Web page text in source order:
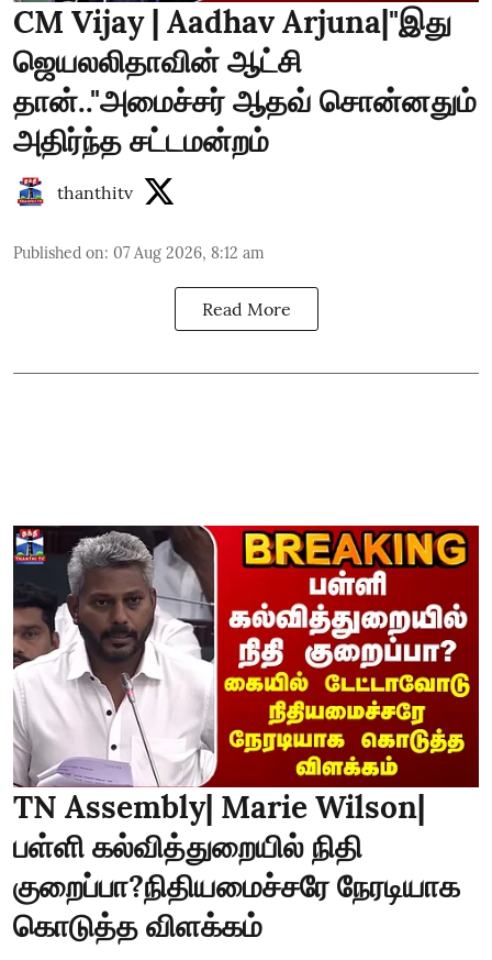
CM Vijay | Aadhav Arjuna|"இது
ஜெயலலிதாவின் ஆட்சி
தான்.."அமைச்சர் ஆதவ் சொன்னதும்
அதிர்ந்த சட்டமன்றம்
thanthitv
Published on: 07 Aug 2026, 8:12 am
Read More
TN Assembly| Marie Wilson|
பள்ளி கல்வித்துறையில் நிதி
குறைப்பா?நிதியமைச்சரே நேரடியாக
கொடுத்த விளக்கம்